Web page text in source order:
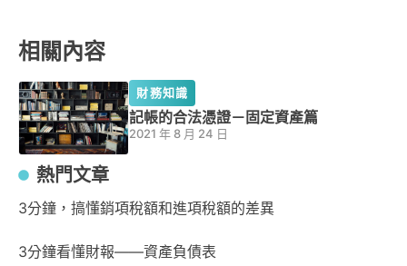
相關內容
財務知識
記帳的合法憑證－固定資產篇
2021 年 8 月 24 日
熱門文章
3分鐘，搞懂銷項稅額和進項稅額的差異
3分鐘看懂財報——資產負債表